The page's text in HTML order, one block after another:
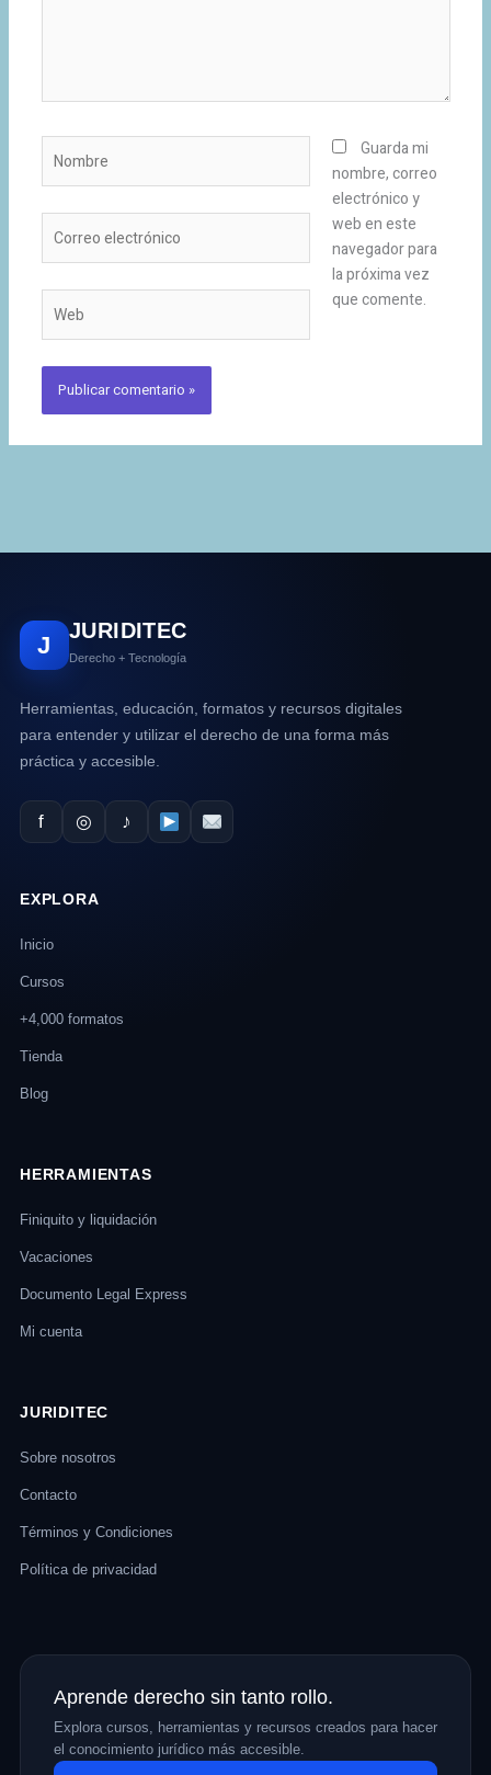
electrónico
Guarda mi
nombre, correo
electrónico y
web en este
navegador para
la próxima vez
que comente.
J
JURIDITEC
Derecho + Tecnología
Herramientas, educación, formatos y recursos digitales
para entender y utilizar el derecho de una forma más
práctica y accesible.
f ◎ ♪
EXPLORA
Inicio
Cursos
+4,000 formatos
Tienda
Blog
HERRAMIENTAS
Finiquito y liquidación
Vacaciones
Documento Legal Express
Mi cuenta
JURIDITEC
Sobre nosotros
Contacto
Términos y Condiciones
Política de privacidad
Aprende derecho sin tanto rollo.
Explora cursos, herramientas y recursos creados para hacer
el conocimiento jurídico más accesible.